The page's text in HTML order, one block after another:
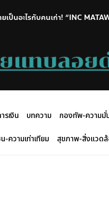
เป็นอะไรกับคนเก่า! “INC
รเงิน บทความ กองทัพ-ความมั่
ความเท่าเทียม สุขภาพ-สิ่งแวด